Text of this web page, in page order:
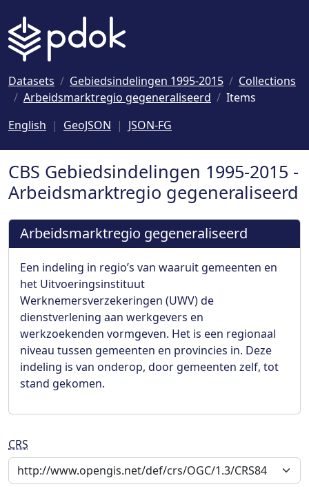
Datasets Gebiedsindelingen 1995-2015
Collections
Arbeidsmarktregio gegeneraliseerd
Items
English
GeoJSON JSON-FG
CBS Gebiedsindelingen 1995-2015 -
Arbeidsmarktregio gegeneraliseerd
Arbeidsmarktregio gegeneraliseerd
Een indeling in regio’s van waaruit gemeenten en
het Uitvoeringsinstituut
Werknemersverzekeringen (UWV) de
dienstverlening aan werkgevers en
werkzoekenden vormgeven. Het is een regionaal
niveau tussen gemeenten en provincies in. Deze
indeling is van onderop, door gemeenten zelf, tot
stand gekomen.
CRS